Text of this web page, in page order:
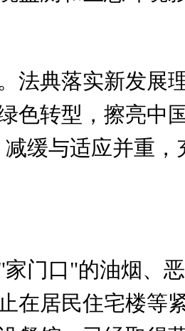
法典落实新发展
色转型，擦亮中
缓与适应并重
门口"的油烟、
在居民住宅楼等